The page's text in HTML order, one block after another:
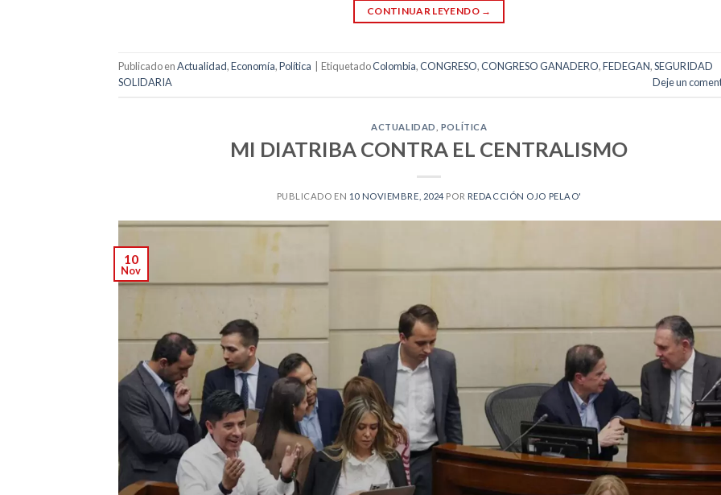
CONTINUAR LEYENDO →
Publicado enActualidad,Economía,Política EtiquetadoColombia,CONGRESO,CONGRESO GANADERO,FEDEGAN,SEGURIDAD
SOLIDARIA
Deje un
ACTUALIDAD POLÍTICA
MI DIATRIBA CONTRA EL CENTRALISMO
PUBLICADO EN 10 NOVIEMBRE, 2024 POR REDACCIÓN OJO PELAO'
10
Nov